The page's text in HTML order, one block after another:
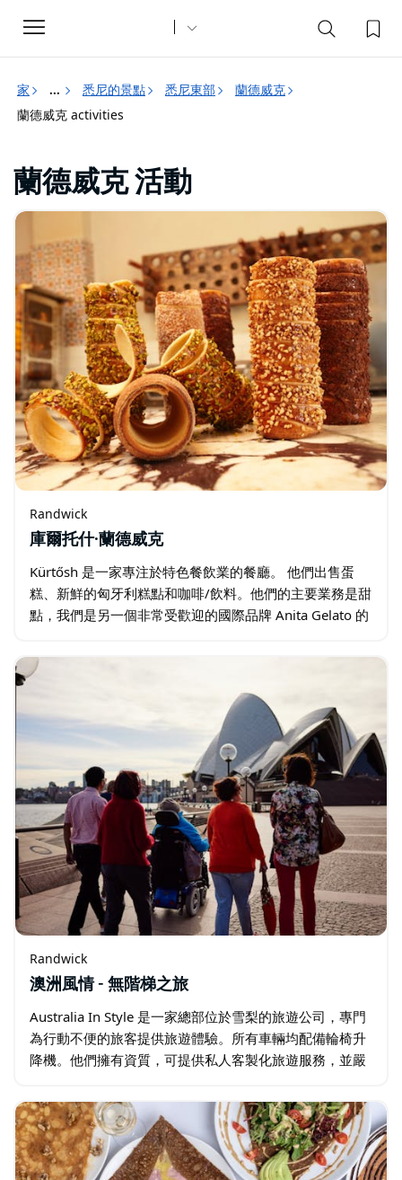
Toggle
navigation
家 ... 悉尼的景點 悉尼東部
蘭德威克
蘭德威克 activities
蘭德威克 活動
Randwick
庫爾托什·蘭德威克
Kürtősh 是一家專注於特色餐飲業的餐廳。 他們出售蛋
糕、新鮮的匈牙利糕點和咖啡/飲料。他們的主要業務是甜
點，我們是另一個非常受歡迎的國際品牌 Anita Gelato 的
Randwick
澳洲風情 - 無階梯之旅
Australia In Style 是一家總部位於雪梨的旅遊公司，專門
為行動不便的旅客提供旅遊體驗。所有車輛均配備輪椅升
降機。他們擁有資質，可提供私人客製化旅遊服務，並嚴